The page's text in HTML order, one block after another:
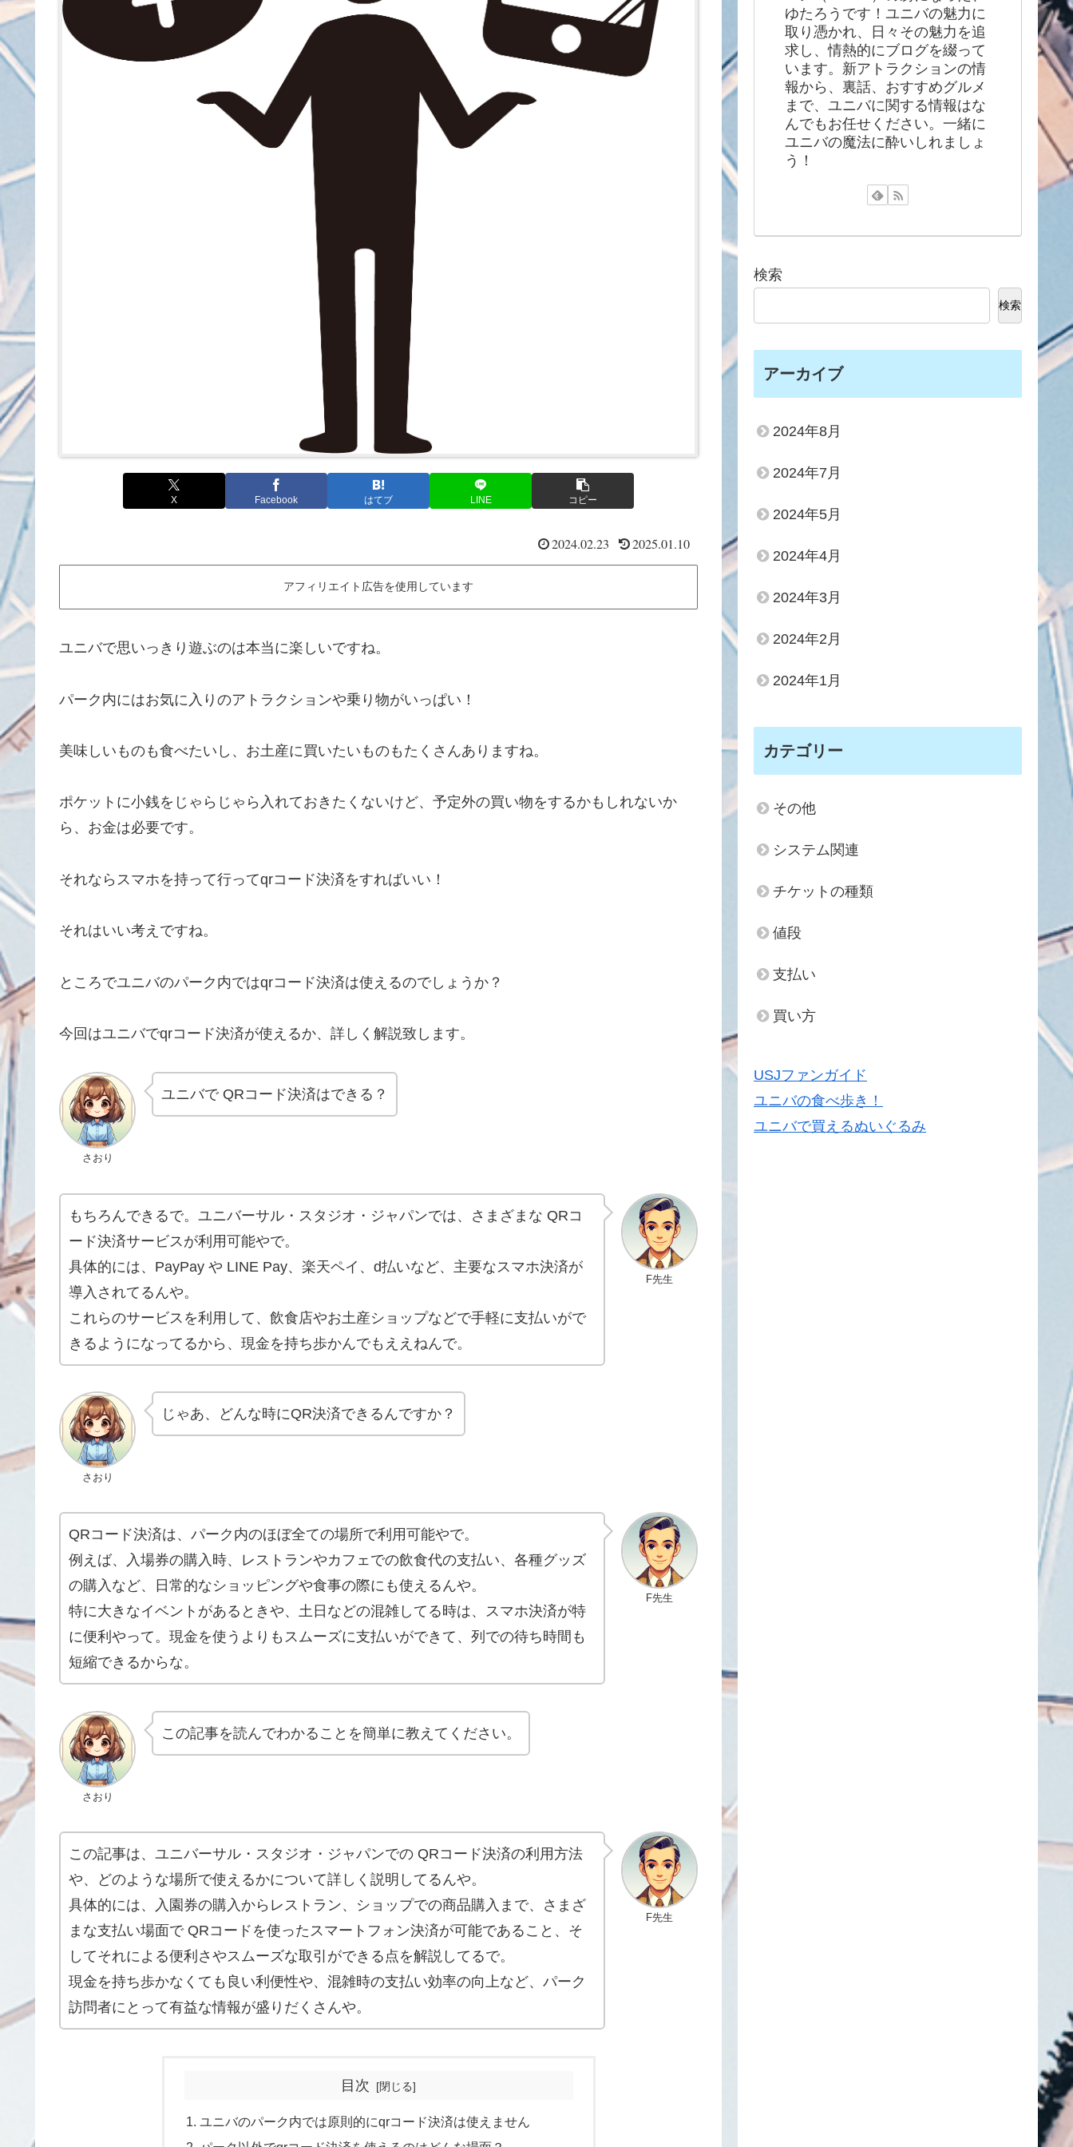
X Facebook はてブ LINE コピー
2024.02.23 2025.01.10
アフィリエイト広告を使用しています
ユニバで思いっきり遊ぶのは本当に楽しいですね。
パーク内にはお気に入りのアトラクションや乗り物がいっぱい！
美味しいものも食べたいし、お土産に買いたいものもたくさんありますね。
ポケットに小銭をじゃらじゃら入れておきたくないけど、予定外の買い物をするかもしれないか
ら、お金は必要です。
それならスマホを持って行ってqrコード決済をすればいい！
それはいい考えですね。
ところでユニバのパーク内ではqrコード決済は使えるのでしょうか？
今回はユニバでqrコード決済が使えるか、詳しく解説致します。
さおり
ユニバで QRコード決済はできる？
F先生
もちろんできるで。ユニバーサル・スタジオ・ジャパンでは、さまざまな QRコ
ード決済サービスが利用可能やで。
具体的には、PayPay や LINE Pay、楽天ペイ、d払いなど、主要なスマホ決済が
導入されてるんや。
これらのサービスを利用して、飲食店やお土産ショップなどで手軽に支払いがで
きるようになってるから、現金を持ち歩かんでもええねんで。
さおり
じゃあ、どんな時にQR決済できるんですか？
F先生
QRコード決済は、パーク内のほぼ全ての場所で利用可能やで。
例えば、入場券の購入時、レストランやカフェでの飲食代の支払い、各種グッズ
の購入など、日常的なショッピングや食事の際にも使えるんや。
特に大きなイベントがあるときや、土日などの混雑してる時は、スマホ決済が特
に便利やって。現金を使うよりもスムーズに支払いができて、列での待ち時間も
短縮できるからな。
さおり
この記事を読んでわかることを簡単に教えてください。
F先生
この記事は、ユニバーサル・スタジオ・ジャパンでの QRコード決済の利用方法
や、どのような場所で使えるかについて詳しく説明してるんや。
具体的には、入園券の購入からレストラン、ショップでの商品購入まで、さまざ
まな支払い場面で QRコードを使ったスマートフォン決済が可能であること、そ
してそれによる便利さやスムーズな取引ができる点を解説してるで。
現金を持ち歩かなくても良い利便性や、混雑時の支払い効率の向上など、パーク
訪問者にとって有益な情報が盛りだくさんや。
目次
ユニバのパーク内では原則的にqrコード決済は使えません
ゆたろうです！ユニバの魅力に
取り憑かれ、日々その魅力を追
求し、情熱的にブログを綴って
います。新アトラクションの情
報から、裏話、おすすめグルメ
まで、ユニバに関する情報はな
んでもお任せください。一緒に
ユニバの魔法に酔いしれましょ
う！
検索
検索
アーカイブ
2024年8月
2024年7月
2024年5月
2024年4月
2024年3月
2024年2月
2024年1月
カテゴリー
その他
システム関連
チケットの種類
値段
支払い
買い方
USJファンガイド
ユニバの食べ歩き！
ユニバで買えるぬいぐるみ